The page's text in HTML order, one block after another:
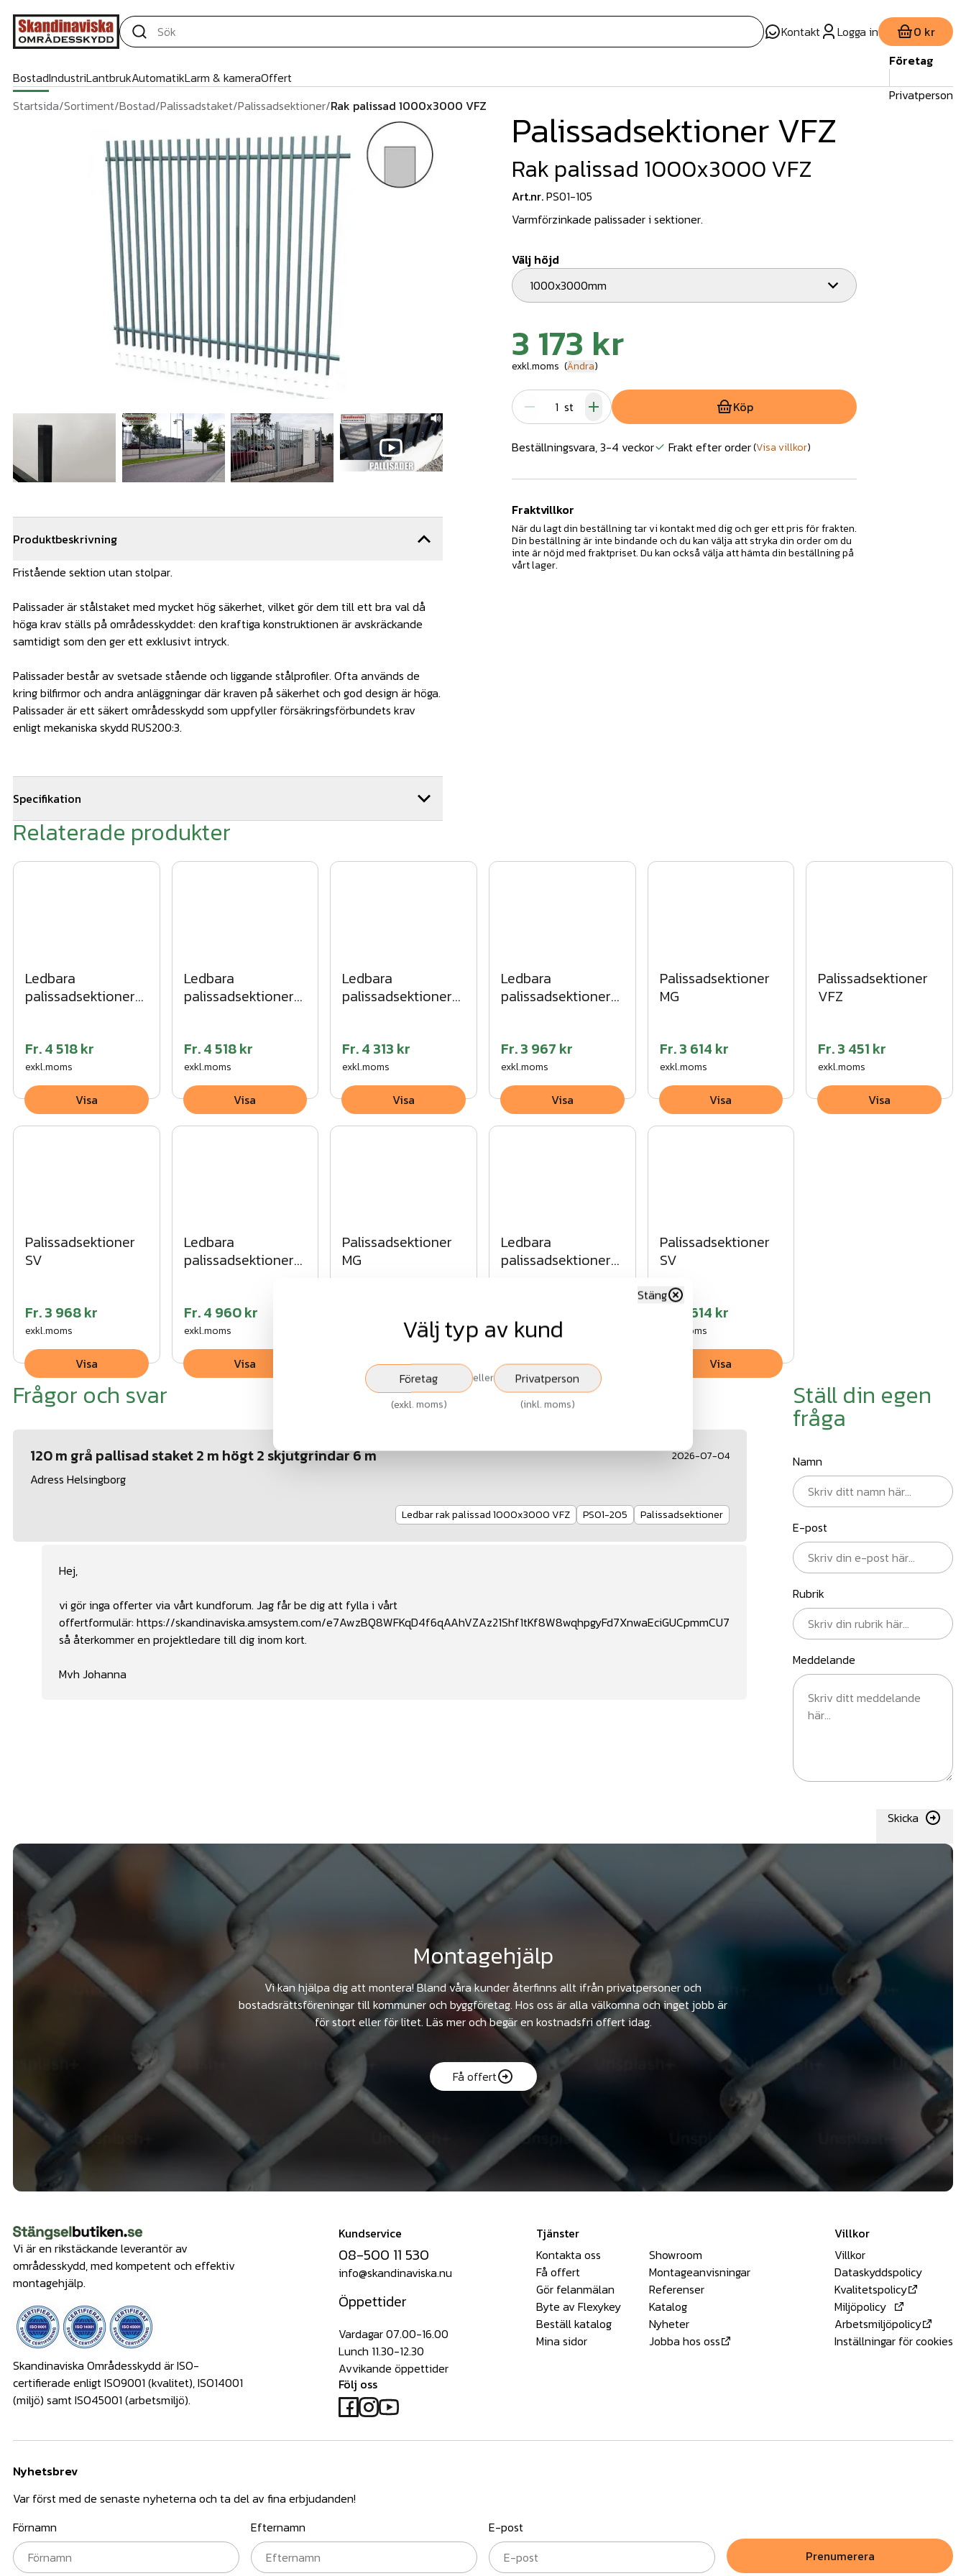
Kontakt Logga in 0 kr
BostadIndustriLantbrukAutomatikLarm & kameraOffert
Företag
Privatperson
Startsida/Sortiment/Bostad/Palissadstaket/Palissadsektioner/Rak palissad 1000x3000 VFZ
Produktbeskrivning
Fristående sektion utan stolpar.
Palissader är stålstaket med mycket hög säkerhet, vilket gör dem till ett bra val då
höga krav ställs på områdesskyddet: den kraftiga konstruktionen är avskräckande
samtidigt som den ger ett exklusivt intryck.
Palissader består av svetsade stående och liggande stålprofiler. Ofta används de
kring bilfirmor och andra anläggningar där kraven på säkerhet och god design är höga.
Palissader är ett säkert områdesskydd som uppfyller försäkringsförbundets krav
enligt mekaniska skydd RUS200:3.
Specifikation
Bredd: 3000 mm
Höjd: 1000 mm
Garanti: 5-års rostskydd
Palissadsektioner VFZ
Rak palissad 1000x3000 VFZ
Art.nr.PS01-105
Varmförzinkade palissader i sektioner.
Välj höjd
1000x3000mm
3 173 kr
exkl.moms (Ändra)
st Köp
Beställningsvara, 3-4 veckor Frakt efter order(Visa villkor)
Fraktvillkor
När du lagt din beställning tar vi kontakt med dig och ger ett pris för frakten.
Din beställning är inte bindande och du kan välja att stryka din order om du
inte är nöjd med fraktpriset. Du kan också välja att hämta din beställning på
vårt lager.
Relaterade produkter
Ledbara
palissadsektioner
Fr.4 518 kr
exkl.moms
Visa
Ledbara
palissadsektioner
Fr.4 518 kr
exkl.moms
Visa
Ledbara
palissadsektioner
Fr.4 313 kr
exkl.moms
Visa
Ledbara
palissadsektioner
Fr.3 967 kr
exkl.moms
Visa
Palissadsektioner
MG
Fr.3 614 kr
exkl.moms
Visa
Palissadsektioner
VFZ
Fr.3 451 kr
exkl.moms
Visa
Palissadsektioner
SV
Fr.3 968 kr
exkl.moms
Visa
Ledbara
palissadsektioner
Fr.4 960 kr
exkl.moms
Visa
Palissadsektioner
MG
Visa
Ledbara
palissadsektioner
exkl.moms
Visa
Palissadsektioner
SV
3 614 kr
exkl.moms
Visa
Frågor och svar
2026-07-04
120 m grå pallisad staket 2 m högt 2 skjutgrindar 6 m
Adress Helsingborg
Ledbar rak palissad 1000x3000 VFZ PS01-205 Palissadsektioner
Hej,
vi gör inga offerter via vårt kundforum. Jag får be dig att fylla i vårt
offertformulär: https://skandinaviska.amsystem.com/e7AwzBQ8WFKqD4f6qAAhVZAz21Shf1tKf8W8wqhpgyFd7XnwaEciGUCpmmCU7
så återkommer en projektledare till dig inom kort.
Mvh Johanna
Ställ din egen
fråga
Namn
E-post
Rubrik
Meddelande
Skicka
Montagehjälp
Vi kan hjälpa dig att montera! Bland våra kunder återfinns allt ifrån privatpersoner och
bostadsrättsföreningar till kommuner och byggföretag. Hos oss är alla välkomna och inget jobb är
för stort eller för litet. Läs mer och begär en kostnadsfri offert idag.
Få offert
Vi är en rikstäckande leverantör av
områdesskydd, med kompetent och effektiv
montagehjälp.
Skandinaviska Områdesskydd är ISO-
certifierade enligt ISO9001 (kvalitet), ISO14001
(miljö) samt ISO45001 (arbetsmiljö).
Kundservice
08-500 11 530
info@skandinaviska.nu
Öppettider
Vardagar 07.00-16.00
Lunch 11.30-12.30
Avvikande öppettider
Följ oss
Tjänster
Kontakta oss
Få offert
Gör felanmälan
Byte av Flexykey
Beställ katalog
Mina sidor
Showroom
Montageanvisningar
Referenser
Katalog
Nyheter
Jobba hos oss
Villkor
Villkor
Dataskyddspolicy
Kvalitetspolicy
Miljöpolicy
Arbetsmiljöpolicy
Inställningar för cookies
Nyhetsbrev
Var först med de senaste nyheterna och ta del av fina erbjudanden!
Förnamn
Efternamn
E-post
Prenumerera
Välj typ av kund
Stäng
Företag
(exkl. moms)
eller Privatperson
(inkl. moms)